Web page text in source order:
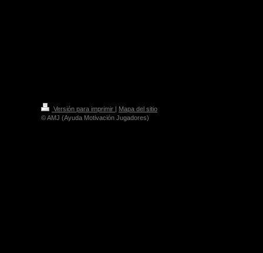
Versión para imprimir | Mapa del sitio
© AMJ (Ayuda Motivación Jugadores)